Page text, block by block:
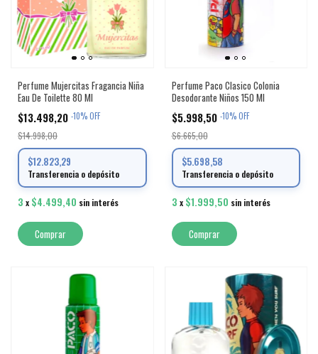
Perfume Mujercitas Fragancia Niña
Eau De Toilette 80 Ml
$13.498,20 -10%OFF
$14.998,00
$12.823,29
Transferencia o depósito
3 x $4.499,40 sin interés
Perfume Paco Clasico Colonia
Desodorante Niños 150 Ml
$5.998,50 -10%OFF
$6.665,00
$5.698,58
Transferencia o depósito
3 x $1.999,50 sin interés